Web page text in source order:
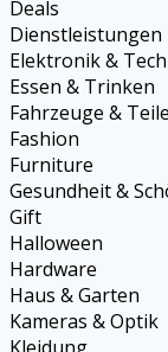
Deals
Dienstleistungen
Elektronik &
Essen & Trinken
Fahrzeuge & Teile
Fashion
Furniture
Gesundheit &
Gift
Halloween
Hardware
Haus & Garten
Kameras & Optik